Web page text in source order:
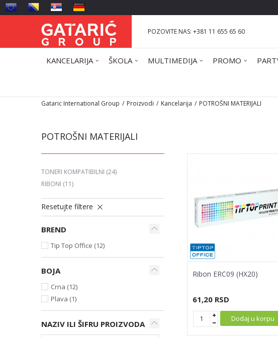
POZOVITE NAS: +381 11 655 65 60
KANCELARIJA ŠKOLA MULTIMEDIJA PROMO
Gataric International Group Proizvodi Kancelarija POTROŠNI MATERIJALI
POTROŠNI MATERIJALI
TONERI KOMPATIBILNI (24)
RIBONI (11)
Resetujte filtere
BREND
Tip Top Office (12)
BOJA
Crna (12)
Plava (1)
NAZIV ILI ŠIFRU PROIZVODA
Ribon ERC09 (HX20)
61,20 RSD
Dodaj u korpu